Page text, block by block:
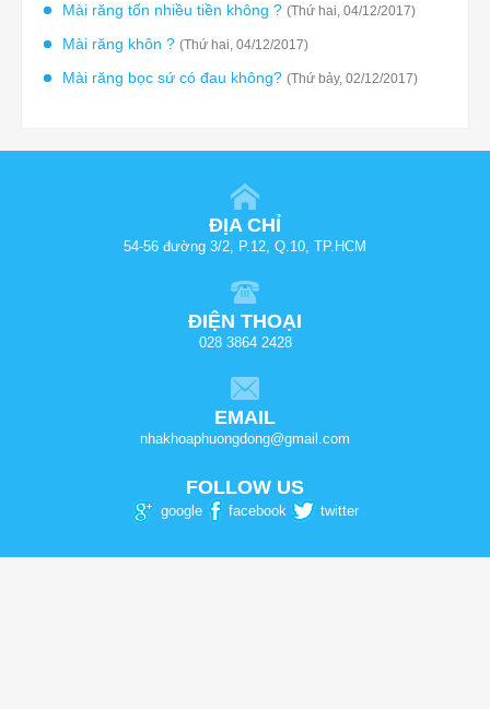
Mài răng tốn nhiều tiền không ? (Thứ hai, 04/12/2017)
Mài răng khôn ? (Thứ hai, 04/12/2017)
Mài răng bọc sứ có đau không? (Thứ bảy, 02/12/2017)
ĐỊA CHỈ
54-56 đường 3/2, P.12, Q.10, TP.HCM
ĐIỆN THOẠI
028 3864 2428
EMAIL
nhakhoaphuongdong@gmail.com
FOLLOW US
google facebook twitter